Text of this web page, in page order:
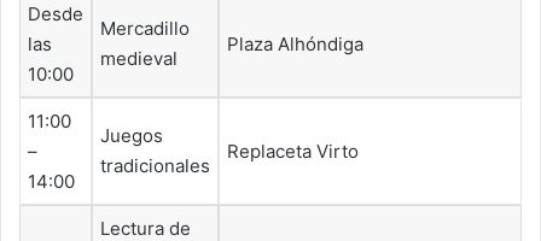
Desde
las
10:00
Mercadillo
medieval
Plaza Alhóndiga
11:00
–
14:00
Juegos
tradicionales
Replaceta Virto
Lectura de